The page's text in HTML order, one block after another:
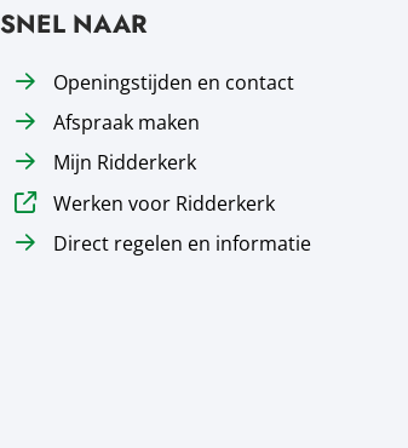
SNEL NAAR
Openingstijden en contact
Afspraak maken
Mijn Ridderkerk
Werken voor Ridderkerk
Direct regelen en informatie